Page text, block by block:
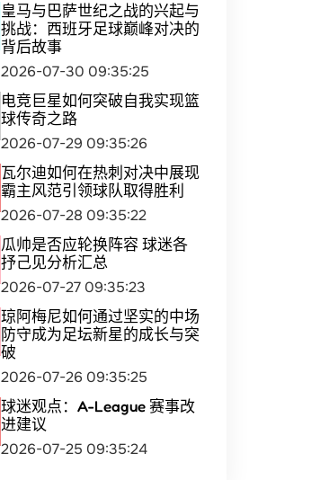
皇马与巴萨世纪之战的兴起与
挑战：西班牙足球巅峰对决的
背后故事
2026-07-30 09:35:25
电竞巨星如何突破自我实现篮
球传奇之路
2026-07-29 09:35:26
瓦尔迪如何在热刺对决中展现
霸主风范引领球队取得胜利
2026-07-28 09:35:22
瓜帅是否应轮换阵容 球迷各
抒己见分析汇总
2026-07-27 09:35:23
琼阿梅尼如何通过坚实的中场
防守成为足坛新星的成长与突
破
2026-07-26 09:35:25
球迷观点：A-League 赛事改
进建议
2026-07-25 09:35:24